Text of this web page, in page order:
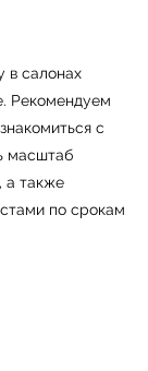
в салонах
Рекомендуем
с
масштаб
а также
по срокам